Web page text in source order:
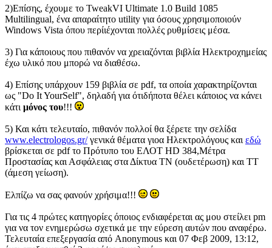
2)Επίσης, έχουμε το TweakVI Ultimate 1.0 Build 1085
Multilingual, ένα απαραίτητο utility για όσους χρησιμοποιούν
Windows Vista όπου περίιέχονται πολλές ρυθμίσεις μέσα.
3) Για κάποιους που πιθανόν να χρειαζόνται βιβλία Ηλεκτροχημείας
έχω υλικό που μπορώ να διαθέσω.
4) Επίσης υπάρχουν 159 βιβλία σε pdf, τα οποία χαρακτηρίζονται
ως "Do It YourSelf", δηλαδή για ότιδήποτα θέλει κάποιος να κάνει
κάτι μόνος του!!!
5) Και κάτι τελευταίο, πιθανόν πολλοί θα ξέρετε την σελίδα
www.electrologos.gr/γενικά θέματα γιοα Ηλεκτρολόγους και εδώ
βρίσκεται σε pdf το Πρότυπο του ΕΛΟΤ HD 384,Μέτρα
Προστασίας και Ασφάλειας στα Δίκτυα ΤΝ (ουδετέρωση) και ΤΤ
(άμεση γείωση).
Ελπίζω να σας φανούν χρήσιμα!!!
Για τις 4 πρώτες κατηγορίες όποιος ενδιαφέρεται ας μου στείλει pm
για να τον ενημερώσω σχετικά με την εύρεση αυτών που αναφέρω.
Τελευταία επεξεργασία από Anonymous και 07 Φεβ 2009, 13:12,